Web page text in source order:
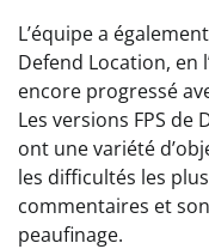
L’équipe a
Defend Location, en
encore progressé
Les versions FPS
ont une variété
les difficultés les
commentaires et
peaufinage.